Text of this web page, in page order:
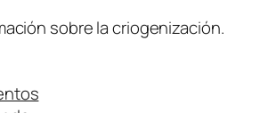
sobre la criogenización.